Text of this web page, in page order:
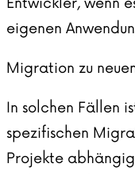
eigenen
Migration zu
In solchen Fällen
spezifischen
Projekte